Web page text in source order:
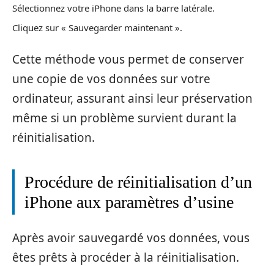
Sélectionnez votre iPhone dans la barre latérale.
Cliquez sur « Sauvegarder maintenant ».
Cette méthode vous permet de conserver
une copie de vos données sur votre
ordinateur, assurant ainsi leur préservation
même si un problème survient durant la
réinitialisation.
Procédure de réinitialisation d’un
iPhone aux paramètres d’usine
Après avoir sauvegardé vos données, vous
êtes prêts à procéder à la réinitialisation.